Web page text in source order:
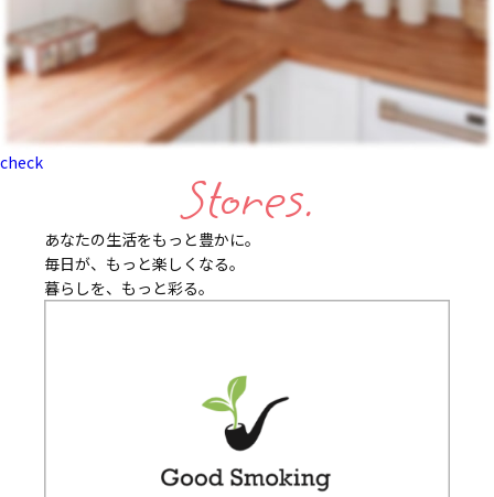
check
Stores.
あなたの生活をもっと豊かに。
毎日が、もっと楽しくなる。
暮らしを、もっと彩る。